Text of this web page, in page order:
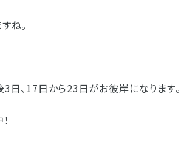
ね。
、17日 から23日がお彼岸になります。